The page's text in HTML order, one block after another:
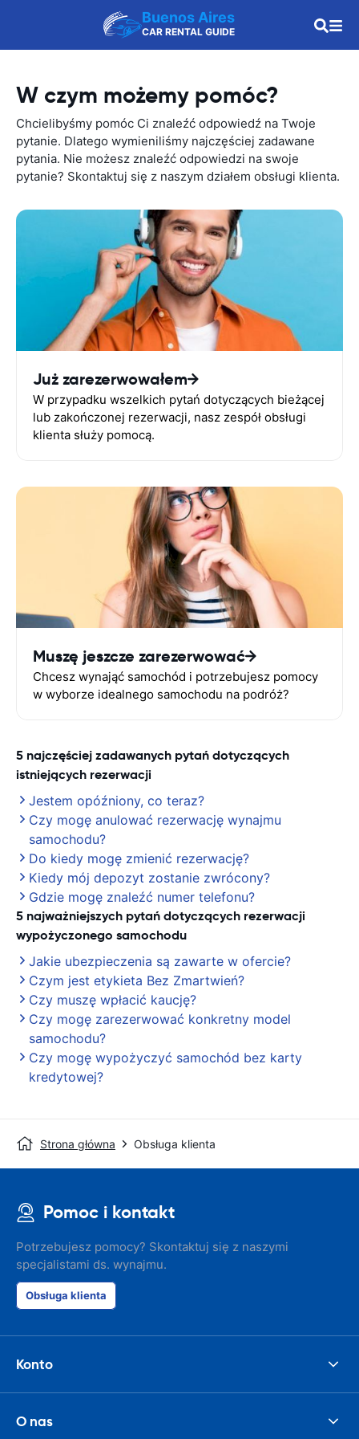
Buenos Aires
CAR RENTAL GUIDE
W czym możemy pomóc?
Chcielibyśmy pomóc Ci znaleźć odpowiedź na Twoje
pytanie. Dlatego wymieniliśmy najczęściej zadawane
pytania. Nie możesz znaleźć odpowiedzi na swoje
pytanie? Skontaktuj się z naszym działem obsługi klienta.
Już zarezerwowałem
W przypadku wszelkich pytań dotyczących bieżącej
lub zakończonej rezerwacji, nasz zespół obsługi
klienta służy pomocą.
Muszę jeszcze zarezerwować
Chcesz wynająć samochód i potrzebujesz pomocy
w wyborze idealnego samochodu na podróż?
5 najczęściej zadawanych pytań dotyczących
istniejących rezerwacji
Jestem opóźniony, co teraz?
Czy mogę anulować rezerwację wynajmu
samochodu?
Do kiedy mogę zmienić rezerwację?
Kiedy mój depozyt zostanie zwrócony?
Gdzie mogę znaleźć numer telefonu?
5 najważniejszych pytań dotyczących rezerwacji
wypożyczonego samochodu
Jakie ubezpieczenia są zawarte w ofercie?
Czym jest etykieta Bez Zmartwień?
Czy muszę wpłacić kaucję?
Czy mogę zarezerwować konkretny model
samochodu?
Czy mogę wypożyczyć samochód bez karty
kredytowej?
Strona główna Obsługa klienta
Pomoc i kontakt
Potrzebujesz pomocy? Skontaktuj się z naszymi
specjalistami ds. wynajmu.
Obsługa klienta
Konto
O nas